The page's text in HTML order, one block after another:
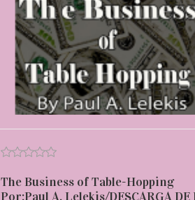
The Business of Table-Hopping
Por:Paul A. Lelekis/DESCARGA DE